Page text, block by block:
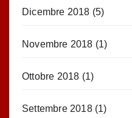
Dicembre 2018 (5)
Novembre 2018 (1)
Ottobre 2018 (1)
Settembre 2018(1)